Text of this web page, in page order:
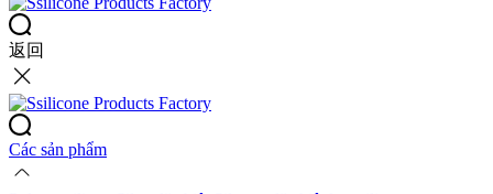
返回
Các sản phẩm